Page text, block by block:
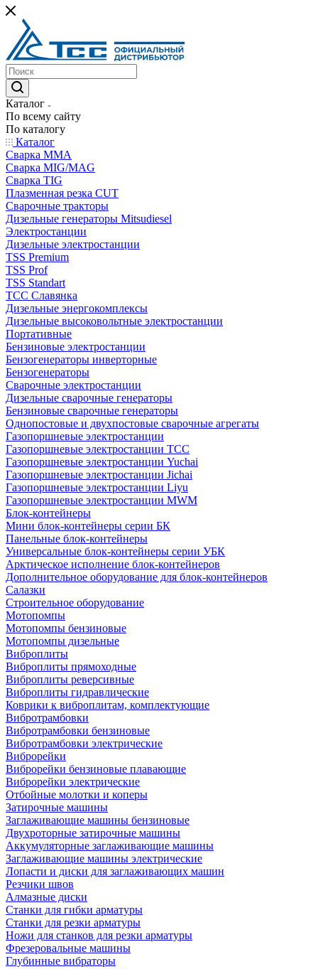
Каталог
По всему сайту
По каталогу
Каталог
Сварка MMA
Сварка MIG/MAG
Сварка TIG
Плазменная резка CUT
Сварочные тракторы
Дизельные генераторы Mitsudiesel
Электростанции
Дизельные электростанции
TSS Premium
TSS Prof
TSS Standart
ТСС Славянка
Дизельные энергокомплексы
Дизельные высоковольтные электростанции
Портативные
Бензиновые электростанции
Бензогенераторы инверторные
Бензогенераторы
Сварочные электростанции
Дизельные сварочные генераторы
Бензиновые сварочные генераторы
Однопостовые и двухпостовые сварочные агрегаты
Газопоршневые электростанции
Газопоршневые электростанции ТСС
Газопоршневые электростанции Yuchai
Газопоршневые электростанции Jichai
Газопоршневые электростанции Liyu
Газопоршневые электростанции MWM
Блок-контейнеры
Мини блок-контейнеры серии БК
Панельные блок-контейнеры
Универсальные блок-контейнеры серии УБК
Арктическое исполнение блок-контейнеров
Дополнительное оборудование для блок-контейнеров
Салазки
Строительное оборудование
Мотопомпы
Мотопомпы бензиновые
Мотопомпы дизельные
Виброплиты
Виброплиты прямоходные
Виброплиты реверсивные
Виброплиты гидравлические
Коврики к виброплитам, комплектующие
Вибротрамбовки
Вибротрамбовки бензиновые
Вибротрамбовки электрические
Виброрейки
Виброрейки бензиновые плавающие
Виброрейки электрические
Отбойные молотки и коперы
Затирочные машины
Заглаживающие машины бензиновые
Двухроторные затирочные машины
Аккумуляторные заглаживающие машины
Заглаживающие машины электрические
Лопасти и диски для заглаживающих машин
Резчики швов
Алмазные диски
Станки для гибки арматуры
Станки для резки арматуры
Ножи для станков для резки арматуры
Фрезеровальные машины
Глубинные вибраторы